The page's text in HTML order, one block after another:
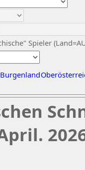
Spieler
Burgenland